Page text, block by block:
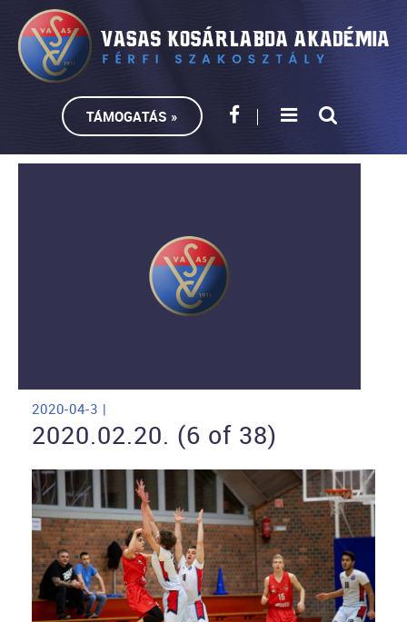
TÁMOGATÁS »
2020-04-3 |
2020.02.20. (6 of 38)